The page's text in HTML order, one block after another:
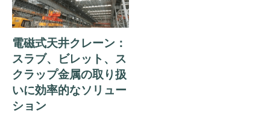
電磁式天井クレーン：
スラブ、ビレット、ス
クラップ金属の取り扱
いに効率的なソリュー
ション